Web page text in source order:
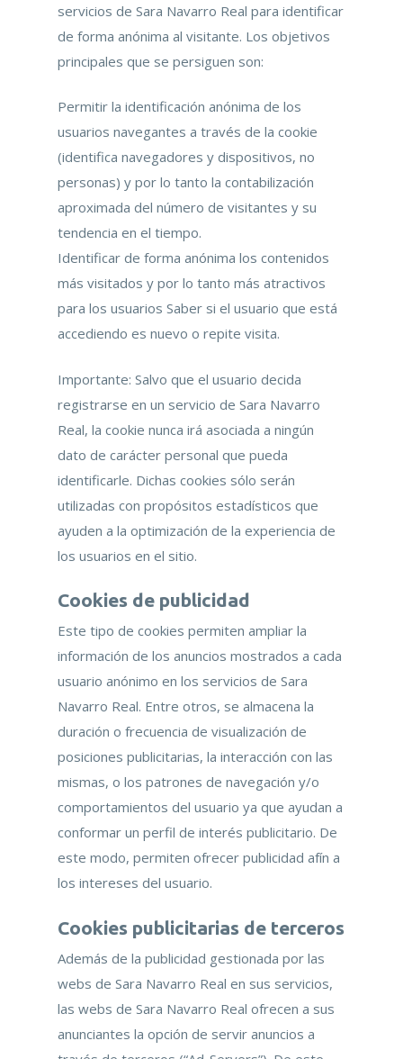
servicios de Sara Navarro Real para identificar
de forma anónima al visitante. Los objetivos
principales que se persiguen son:
Permitir la identificación anónima de los
usuarios navegantes a través de la cookie
(identifica navegadores y dispositivos, no
personas) y por lo tanto la contabilización
aproximada del número de visitantes y su
tendencia en el tiempo.
Identificar de forma anónima los contenidos
más visitados y por lo tanto más atractivos
para los usuarios Saber si el usuario que está
accediendo es nuevo o repite visita.
Importante: Salvo que el usuario decida
registrarse en un servicio de Sara Navarro
Real, la cookie nunca irá asociada a ningún
dato de carácter personal que pueda
identificarle. Dichas cookies sólo serán
utilizadas con propósitos estadísticos que
ayuden a la optimización de la experiencia de
los usuarios en el sitio.
Cookies de publicidad
Este tipo de cookies permiten ampliar la
información de los anuncios mostrados a cada
usuario anónimo en los servicios de Sara
Navarro Real. Entre otros, se almacena la
duración o frecuencia de visualización de
posiciones publicitarias, la interacción con las
mismas, o los patrones de navegación y/o
comportamientos del usuario ya que ayudan a
conformar un perfil de interés publicitario. De
este modo, permiten ofrecer publicidad afín a
los intereses del usuario.
Cookies publicitarias de terceros
Además de la publicidad gestionada por las
webs de Sara Navarro Real en sus servicios,
las webs de Sara Navarro Real ofrecen a sus
anunciantes la opción de servir anuncios a